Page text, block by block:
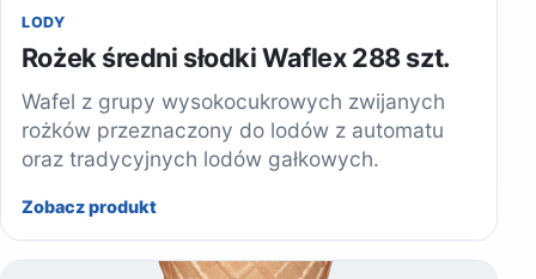
LODY
Rożek średni słodki Waflex 288 szt.
Wafel z grupy wysokocukrowych zwijanych
rożków przeznaczony do lodów z automatu
oraz tradycyjnych lodów gałkowych.
Zobacz produkt